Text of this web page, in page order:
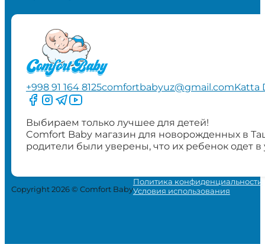
+998 91 164 8125comfortbabyuz@gmail.comKatta
Следите за нами на Facebook
Следите за нами в Instagram
Следите за нами в Telegram
Следите за нами в YouTube
Выбираем только лучшее для детей!
Comfort Baby магазин для новорожденных в
родители были уверены, что их ребенок одет
Copyright 2026 © Comfort Baby
Политика конфиденциальности
Условия использования